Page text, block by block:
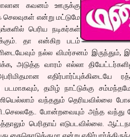
கவனம் ஊருக்கு
செலவுகள் என்று மட்டுமே
பெரிய நடிகர்கள்
தா என்கிற படம்
நல்ல விமர்சனம்
அடுத்த வாரம் எல்லா
எதிர்பார்ப்புக்கிடையே
தமிழ் நாட்டுக்கு
வந்ததும் தெரியவில்லை
போன்றவையும் அந்த வந்து
பெரிதாய் எடுபடவில்லை.